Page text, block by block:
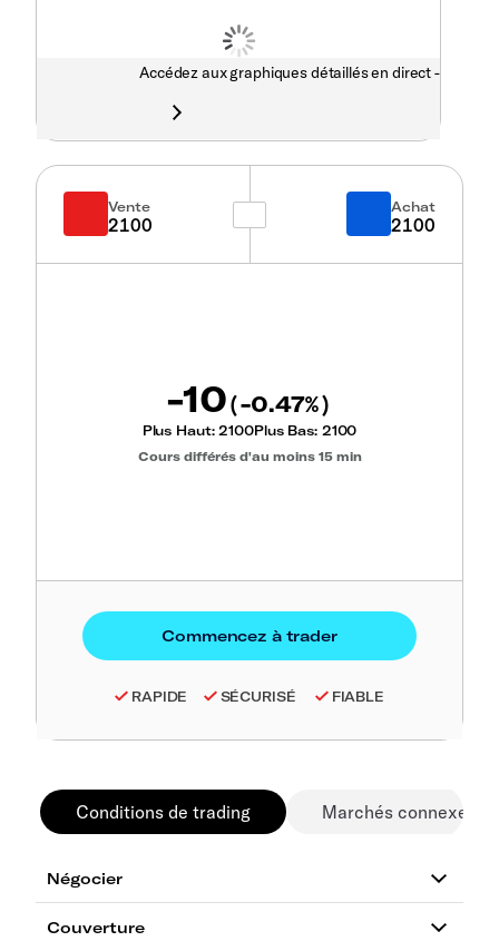
Accédez aux graphiques détaillés en direct -
Vente
2100
Achat
2100
-10(-0.47%)
Plus Haut: 2100Plus Bas: 2100
Cours différés d'au moins 15 min
RAPIDE SÉCURISÉ FIABLE
Conditions de trading Marchés connexes